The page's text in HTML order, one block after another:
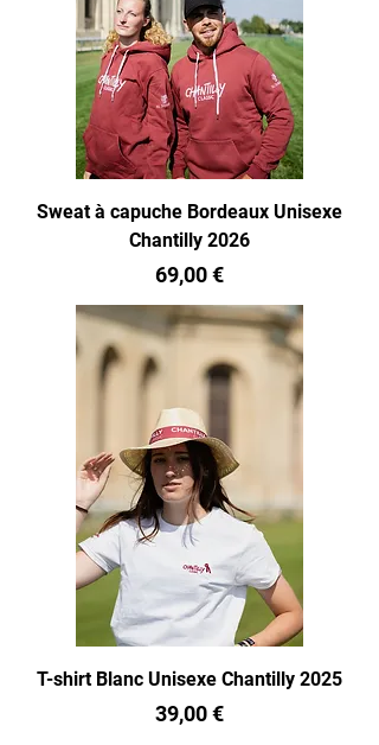
Sweat à capuche Bordeaux Unisexe
Chantilly 2026
Prix
69,00 €
T-shirt Blanc Unisexe Chantilly 2025
Prix
39,00 €